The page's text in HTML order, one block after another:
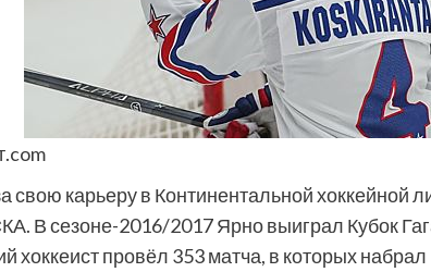
свою карьеру в Континентальной хоккейной
В сезоне-2016/2017 Ярно выиграл Кубок
хоккеист провёл 353 матча, в которых